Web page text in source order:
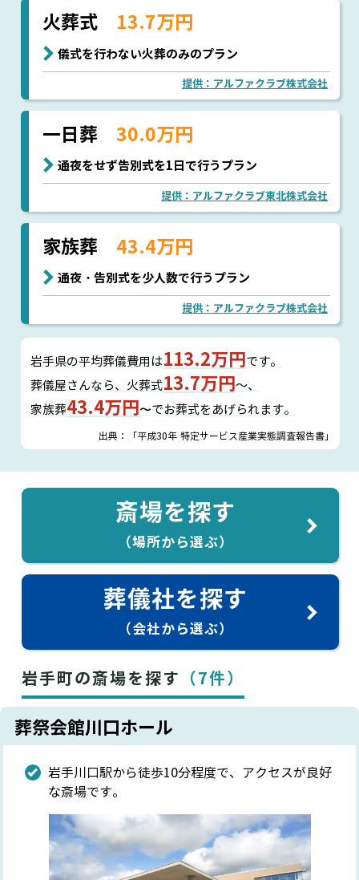
火葬式 13.7万円
儀式を行わない火葬のみのプラン
提供：アルファクラブ株式会社
一日葬 30.0万円
通夜をせず告別式を1日で行うプラン
提供：アルファクラブ東北株式会社
家族葬 43.4万円
通夜・告別式を少人数で行うプラン
提供：アルファクラブ株式会社
岩手県の平均葬儀費用は113.2万円です。
葬儀屋さんなら、 火葬式13.7万円～、
家族葬43.4万円〜でお葬式をあげられます。
出典：「平成30年 特定サービス産業実態調査報告書」
斎場を探す
（場所から選ぶ）
葬儀社を探す
（会社から選ぶ）
岩手町の斎場を探す （7件）
葬祭会館川口ホール
岩手川口駅から徒歩10分程度で、アクセスが良好
な斎場です。